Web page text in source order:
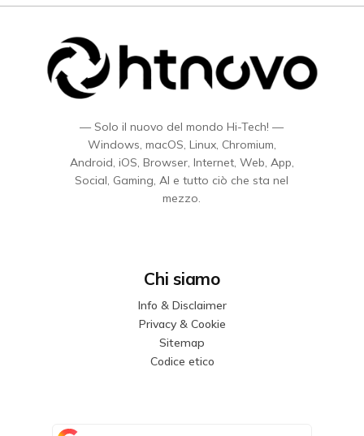
— Solo il nuovo del mondo Hi-Tech! —
Windows, macOS, Linux, Chromium,
Android, iOS, Browser, Internet, Web, App,
Social, Gaming, AI e tutto ciò che sta nel
mezzo.
Chi siamo
Info & Disclaimer
Privacy & Cookie
Sitemap
Codice etico